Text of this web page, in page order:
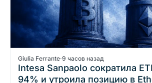
Giulia Ferrante·9 часов назад
Intesa Sanpaolo сократила
94% и утроила позицию в